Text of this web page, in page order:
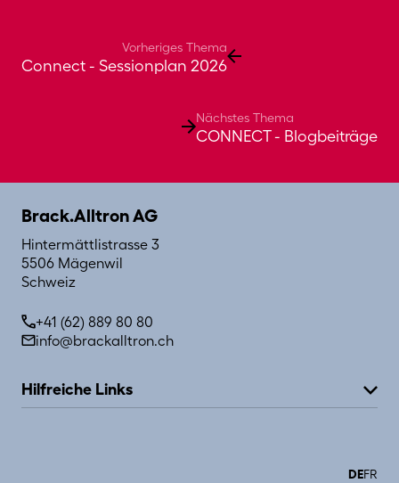
Vorheriges Thema
Connect - Sessionplan 2026
Nächstes Thema
CONNECT - Blogbeiträge
Brack.Alltron AG
Hintermättlistrasse 3
5506 Mägenwil
Schweiz
+41 (62) 889 80 80
info@brackalltron.ch
Hilfreiche Links
DEFR